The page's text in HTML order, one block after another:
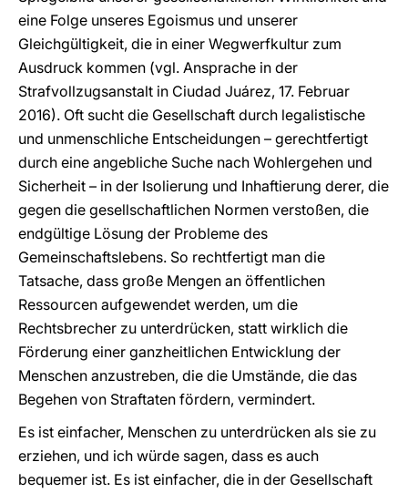
eine Folge unseres Egoismus und unserer
Gleichgültigkeit, die in einer Wegwerfkultur zum
Ausdruck kommen (vgl. Ansprache in der
Strafvollzugsanstalt in Ciudad Juárez, 17. Februar
2016). Oft sucht die Gesellschaft durch legalistische
und unmenschliche Entscheidungen – gerechtfertigt
durch eine angebliche Suche nach Wohlergehen und
Sicherheit – in der Isolierung und Inhaftierung derer, die
gegen die gesellschaftlichen Normen verstoßen, die
endgültige Lösung der Probleme des
Gemeinschaftslebens. So rechtfertigt man die
Tatsache, dass große Mengen an öffentlichen
Ressourcen aufgewendet werden, um die
Rechtsbrecher zu unterdrücken, statt wirklich die
Förderung einer ganzheitlichen Entwicklung der
Menschen anzustreben, die die Umstände, die das
Begehen von Straftaten fördern, vermindert.
Es ist einfacher, Menschen zu unterdrücken als sie zu
erziehen, und ich würde sagen, dass es auch
bequemer ist. Es ist einfacher, die in der Gesellschaft